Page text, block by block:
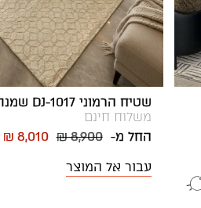
שטיח הרמוני DJ-1017 שמנת
משלוח חינם
החל מ-₪ 8,900
₪ 8,010
עבור אל המוצר